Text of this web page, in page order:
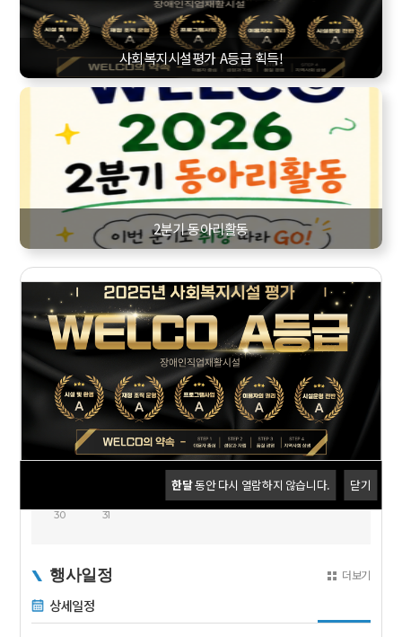
한달동안 다시 열람하지 않습니다. 닫기
사회복지시설평가 A등급 획득!
2분기 동아리활동
08
2026
MON TUE WED THU FRI
1
5
10 11 12 13 14
19 20 21
22
26 27 28
30
31
행사일정 더보기
상세일정